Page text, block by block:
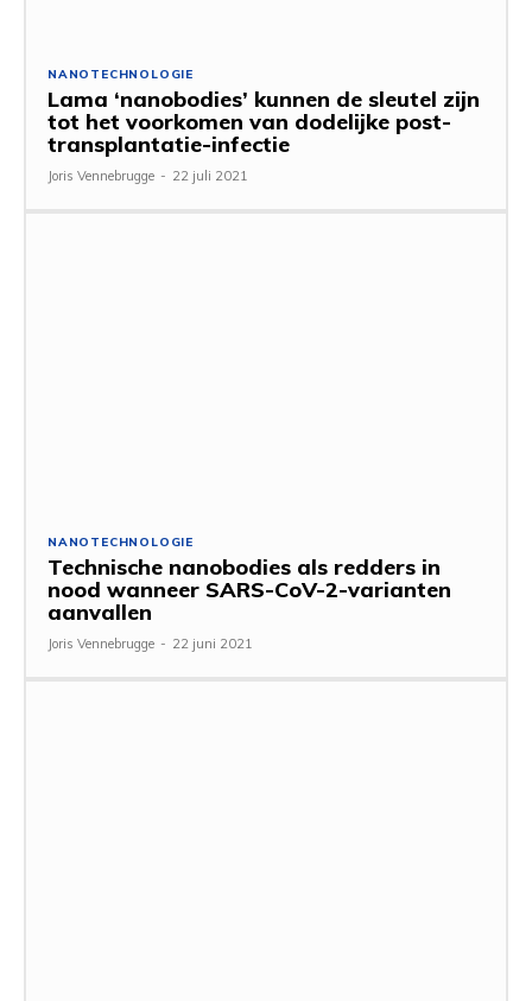
NANOTECHNOLOGIE
Lama ‘nanobodies’ kunnen de sleutel zijn
tot het voorkomen van dodelijke post-
transplantatie-infectie
Joris Vennebrugge - 22 juli 2021
NANOTECHNOLOGIE
Technische nanobodies als redders in
nood wanneer SARS-CoV-2-varianten
aanvallen
Joris Vennebrugge - 22 juni 2021